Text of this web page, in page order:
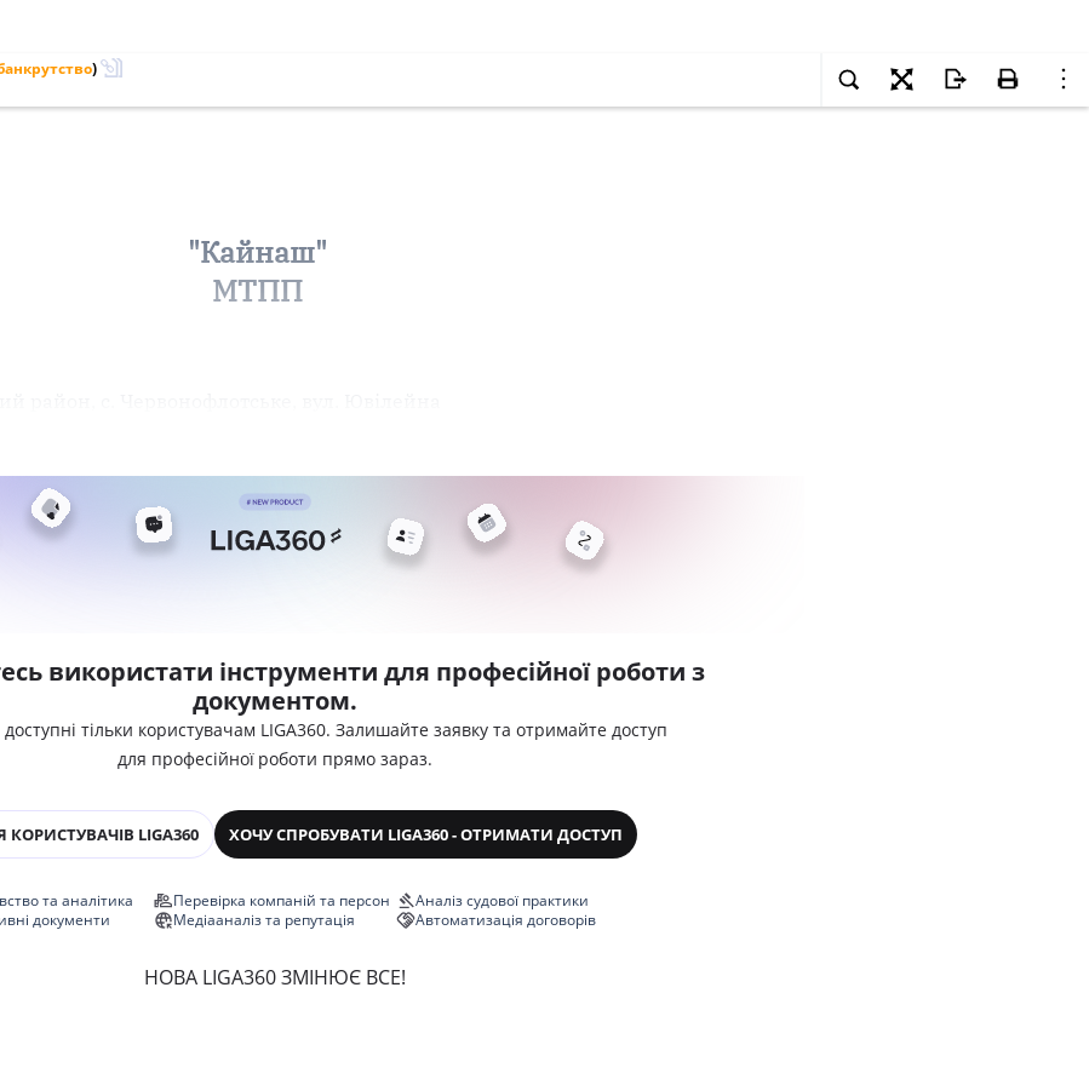
)
"Кайнаш"
МТПП
використати інструменти для професійної роботи з
документом.
доступні тільки користувачам LIGA360. Залишайте заявку та отримайте доступ
для професійної роботи прямо зараз.
КОРИСТУВАЧІВ LIGA360 ХОЧУ СПРОБУВАТИ LIGA360 - ОТРИМАТИ ДОСТУП
та аналітика
документи
Перевірка компаній та персон
Медіааналіз та репутація
Аналіз судової практики
Автоматизація договорів
НОВА LIGA360 ЗМІНЮЄ ВСЕ!